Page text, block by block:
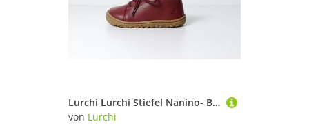
Lurchi Lurchi Stiefel Nanino- Barefoot Barfußschuh
von Lurchi